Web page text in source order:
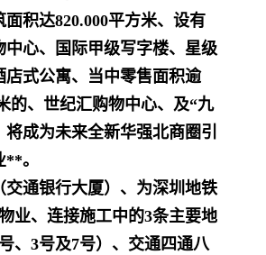
积达820.000平方米、设有
中心、国际甲级写字楼、星级
店式公寓、当中零售面积逾
的、世纪汇购物中心、及“九
成为未来全新华强北商圈引
。
交通银行大厦）、为深圳地铁
业、连接施工中的3条主要地
、3号及7号）、交通四通八